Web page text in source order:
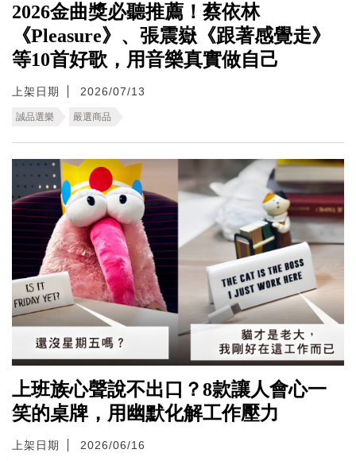
2026金曲獎必聽推薦！蔡依林
《Pleasure》、張震嶽《跟著感覺走》
等10首好歌，用音樂真實做自己
上架日期 2026/07/13
誠品選樂 嚴選商品
上班族心聲說不出口？8款讓人會心一
笑的桌牌，用幽默化解工作壓力
上架日期 2026/06/16